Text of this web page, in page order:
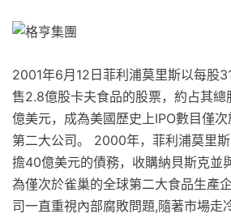
2001年6月12日菲利浦莫里斯以每股
售2.8億股卡夫食品的股票，約占其總
億美元，成為美國歷史上IPO數目僅
第二大公司。 2000年，菲利浦莫里
擔40億美元的債務，收購納貝斯克並
為僅次於雀巢的全球第二大食品生產
司一直重視內部腐敗問題,隨著市場走